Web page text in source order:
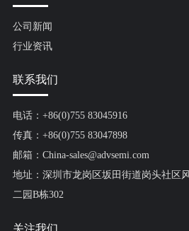
公司新闻
行业资讯
联系我们
电话：+86(0)755 83045916
传真：+86(0)755 83047898
邮箱：China-sales@advsemi.com
地址：深圳市龙岗区坂田街道岗头社区
二园B栋302
关注我们